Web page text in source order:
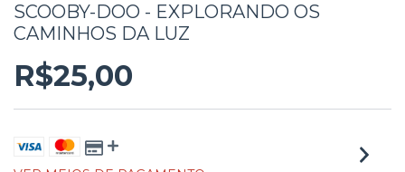
SCOOBY-DOO - EXPLORANDO OS
CAMINHOS DA LUZ
R$25,00